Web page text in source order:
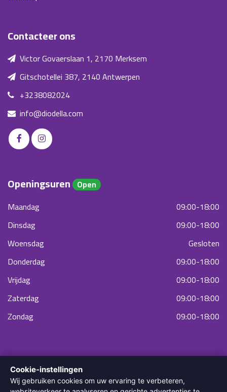
Contacteer ons
Victor Govaerslaan 1, 2170 Merksem
Gitschotellei 387, 2140 Antwerpen
+3238082024
info@diodella.com
Openingsuren Open
Maandag
09:00-18:00
Dinsdag
09:00-18:00
Woensdag
Gesloten
Donderdag
09:00-18:00
Vrijdag
09:00-18:00
Zaterdag
09:00-18:00
Zondag
09:00-18:00
Cookie-instellingen
Wij gebruiken cookies om uw ervaring te verbeteren,